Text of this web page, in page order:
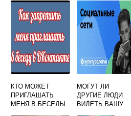
КТО МОЖЕТ
ПРИГЛАШАТЬ
МЕНЯ В БЕСЕДЫ
МОГУТ ЛИ
ДРУГИЕ ЛЮДИ
ВИДЕТЬ ВАШУ